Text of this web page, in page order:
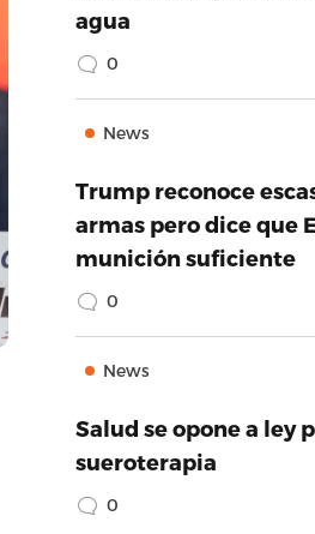
agua
0
News
Trump reconoce
armas pero dice que
munición suficiente
0
News
Salud se opone a ley
sueroterapia
0